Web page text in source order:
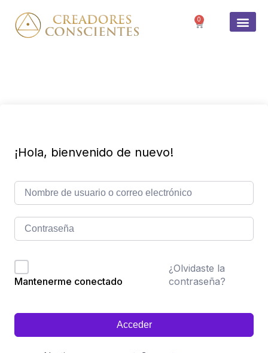
0
¡Hola, bienvenido de nuevo!
Mantenerme conectado
¿Olvidaste la
contraseña?
Acceder